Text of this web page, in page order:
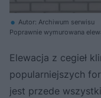
Autor: Archiwum serwisu
Poprawnie wymurowana
Elewacja z cegieł
popularniejszych
jest przede